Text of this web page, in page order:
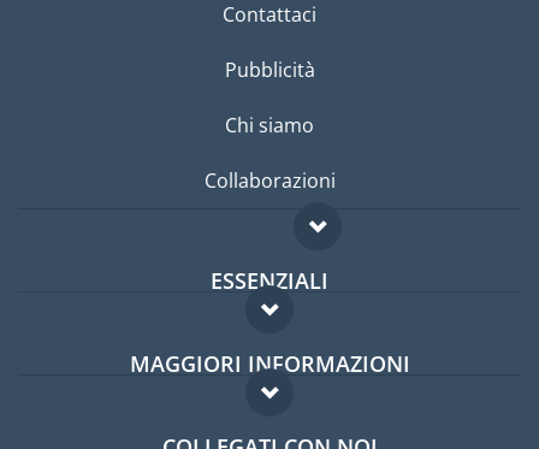
Contattaci
Pubblicità
Chi siamo
Collaborazioni
ESSENZIALI
Forum per expat
Guida per expat
MAGGIORI INFORMAZIONI
Domande frequenti